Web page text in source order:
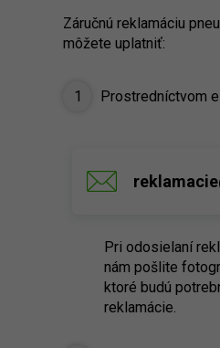
Záručnú reklamáciu
môžete uplatniť:
1 Prostredníctvom
Pri odosielaní
nám pošlite
ktoré budú
reklamácie.